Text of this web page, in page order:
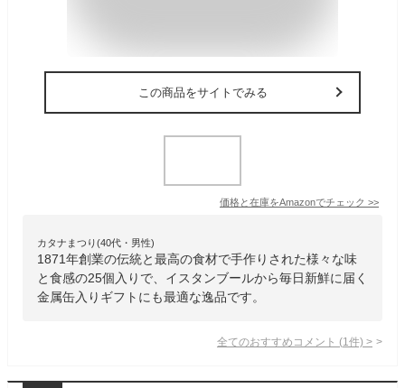
この商品をサイトでみる
価格と在庫をAmazonでチェック >>
カタナまつり(40代・男性)
1871年創業の伝統と最高の食材で手作りされた様々な味
と食感の25個入りで、イスタンブールから毎日新鮮に届く
金属缶入りギフトにも最適な逸品です。
全てのおすすめコメント (1 件) >